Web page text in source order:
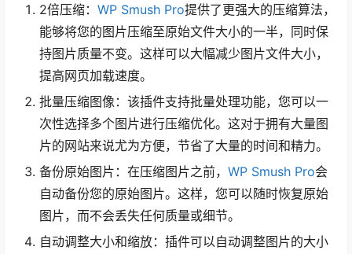
2倍压缩： WP Smush Pro提供了更强大的压缩算法，
能够将您的图片压缩至原始文件大小的一半，同时保
持图片质量不变。这样可以大幅减少图片文件大小，
提高网页加载速度。
批量压缩图像：该插件支持批量处理功能，您可以一
次性选择多个图片进行压缩优化。这对于拥有大量图
片的网站来说尤为方便，节省了大量的时间和精力。
备份原始图片：在压缩图片之前， WP Smush Pro会
自动备份您的原始图片。这样，您可以随时恢复原始
图片，而不会丢失任何质量或细节。
自动调整大小和缩放：插件可以自动调整图片的大小